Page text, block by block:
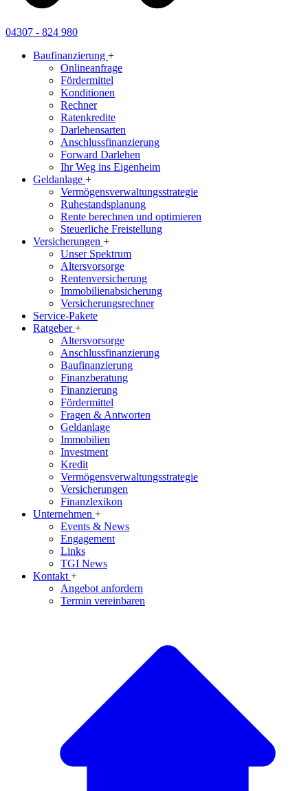
04307 - 824 980
Baufinanzierung +
Onlineanfrage
Fördermittel
Konditionen
Rechner
Ratenkredite
Darlehensarten
Anschlussfinanzierung
Forward Darlehen
Ihr Weg ins Eigenheim
Geldanlage +
Vermögensverwaltungsstrategie
Ruhestandsplanung
Rente berechnen und optimieren
Steuerliche Freistellung
Versicherungen +
Unser Spektrum
Altersvorsorge
Rentenversicherung
Immobilienabsicherung
Versicherungsrechner
Service-Pakete
Ratgeber+
Altersvorsorge
Anschlussfinanzierung
Baufinanzierung
Finanzberatung
Finanzierung
Fördermittel
Fragen & Antworten
Geldanlage
Immobilien
Investment
Kredit
Vermögensverwaltungsstrategie
Versicherungen
Finanzlexikon
Unternehmen +
Events & News
Engagement
Links
TGI News
Kontakt +
Angebot anfordern
Termin vereinbaren